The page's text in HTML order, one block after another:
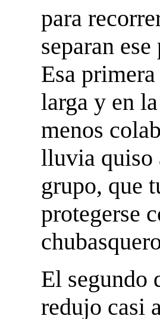
para
separan
Esa
larga y en
menos
lluvia quiso
grupo, que
protegerse
El segundo
redujo casi